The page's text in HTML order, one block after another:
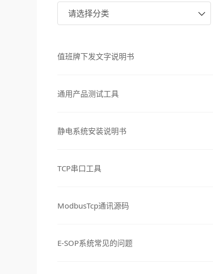
值班牌下发文字说明书
通用产品测试工具
静电系统安装说明书
TCP串口工具
ModbusTcp通讯源码
E-SOP系统常见的问题